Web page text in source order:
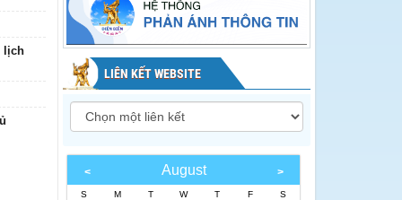
lịch
LIÊN KẾT WEBSITE
August
S M T W T F S